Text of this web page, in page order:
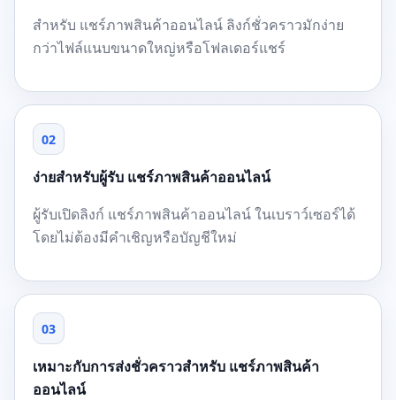
สำหรับ แชร์ภาพสินค้าออนไลน์ ลิงก์ชั่วคราวมักง่าย
กว่าไฟล์แนบขนาดใหญ่หรือโฟลเดอร์แชร์
02
ง่ายสำหรับผู้รับ แชร์ภาพสินค้าออนไลน์
ผู้รับเปิดลิงก์ แชร์ภาพสินค้าออนไลน์ ในเบราว์เซอร์ได้
โดยไม่ต้องมีคำเชิญหรือบัญชีใหม่
03
เหมาะกับการส่งชั่วคราวสำหรับ แชร์ภาพสินค้า
ออนไลน์